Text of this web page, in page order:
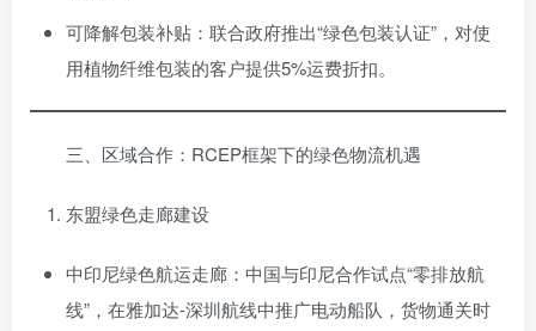
可降解包装补贴：联合政府推出“绿色包装认证”，对使
用植物纤维包装的客户提供5%运费折扣。
三、区域合作：RCEP框架下的绿色物流机遇
东盟绿色走廊建设
中印尼绿色航运走廊：中国与印尼合作试点“零排放航
线”，在雅加达-深圳航线中推广电动船队，货物通关时